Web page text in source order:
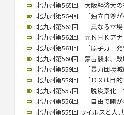
北九州第565回 大阪経済大
北九州第564回 「独立自尊が
北九州第563回 「異なる立場
北九州第562回 元ＮＨＫア
北九州第561回 「原子力 発
北九州第560回 蒙古襲来、敗
北九州第559回 「暴力団壊滅
北九州第558回 「ＤＸは目的
北九州第557回 「脱炭素化
北九州第556回 「自由で開
北九州第555回 ウイルスと人